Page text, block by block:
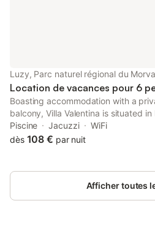
baignoire/douche et deux lavabos).
comportent des tables pour deux
Luzy, Parc naturel régional du
Location de vacances pour 6
Boasting accommodation with a
balcony, Villa Valentina is situated
access to a terrace, free private
Piscine Jacuzzi
WiFi
dès 108 € par nuit
Afficher toutes